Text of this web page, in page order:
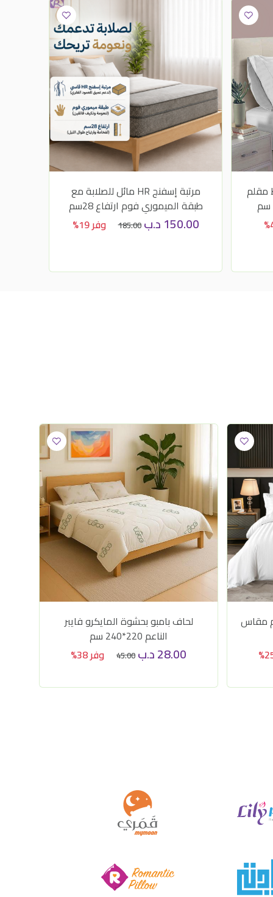
مقلم
مرتبة إسفنج HR مائل للصلابة مع
طبقة الميموري فوم ارتفاع 28سم
150.00د.ب 185.00 وفر 19%
مقاس
لحاف بامبو بحشوة المايكرو فايبر
الناعم 220*240 سم
28.00د.ب 45.00 وفر 38%